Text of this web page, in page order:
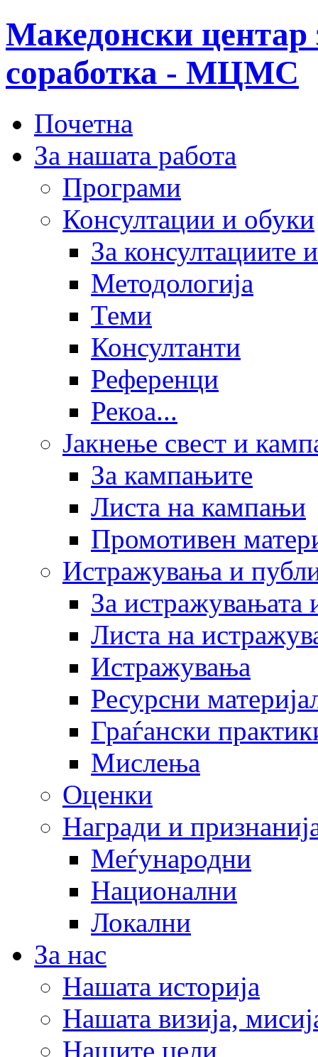
Македонски центар
соработка - МЦМС
Почетна
За нашата работа
Програми
Консултации и обуки
За консултациите
Методологија
Теми
Консултанти
Референци
Рекоа...
Јакнење свест и
За кампањите
Листа на кампањи
Промотивен
Истражувања и
За истражувањата
Листа на
Истражувања
Ресурсни
Граѓански
Мислења
Оценки
Награди и
Меѓународни
Национални
Локални
За нас
Нашата историја
Нашата визија,
Нашите цели